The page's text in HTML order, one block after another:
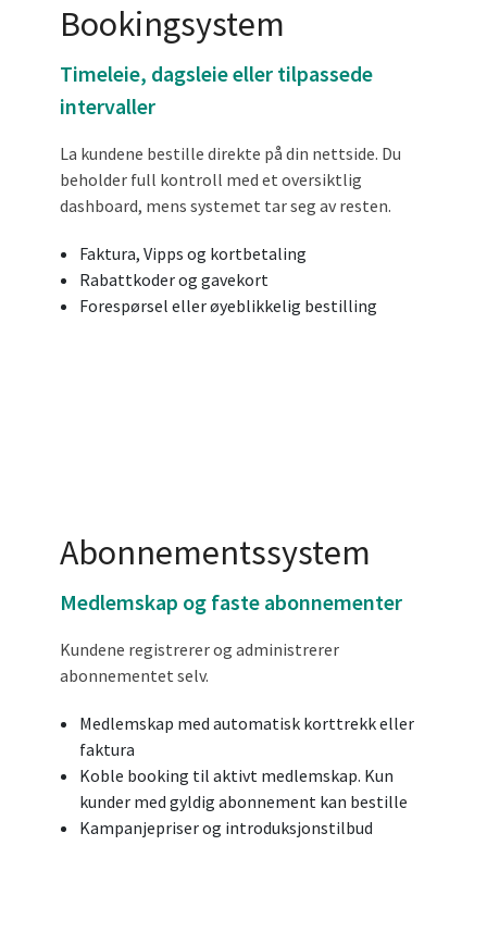
Bookingsystem
Timeleie, dagsleie eller tilpassede
intervaller
La kundene bestille direkte på din nettside. Du
beholder full kontroll med et oversiktlig
dashboard, mens systemet tar seg av resten.
Faktura, Vipps og kortbetaling
Rabattkoder og gavekort
Forespørsel eller øyeblikkelig bestilling
Abonnementssystem
Medlemskap og faste abonnementer
Kundene registrerer og administrerer
abonnementet selv.
Medlemskap med automatisk korttrekk eller
faktura
Koble booking til aktivt medlemskap. Kun
kunder med gyldig abonnement kan bestille
Kampanjepriser og introduksjonstilbud